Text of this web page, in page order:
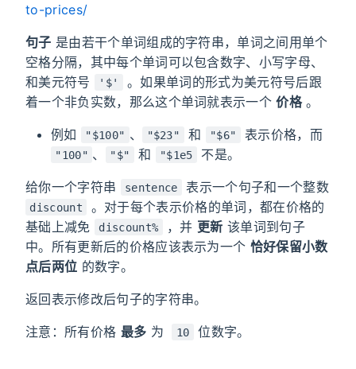
to-prices/
句子 是由若干个单词组成的字符串，单词之间用单个
空格分隔，其中每个单词可以包含数字、小写字母、
和美元符号
'$'
。如果单词的形式为美元符号后跟
着一个非负实数，那么这个单词就表示一个价格。
例如 "$100" 、 "$23" 和 "$6" 表示价格，而
"100" 、 "$" 和 "$1e5 不是。
给你一个字符串 sentence 表示一个句子和一个整数
discount
。对于每个表示价格的单词，都在价格的
基础上减免
discount% ，并 更新 该单词到句子
中。所有更新后的价格应该表示为一个 恰好保留小数
点后两位 的数字。
返回表示修改后句子的字符串。
注意：所有价格 最多 为 10 位数字。